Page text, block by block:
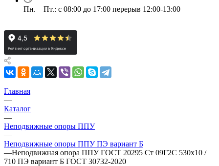
Пн. – Пт.: с 08:00 до 17:00 перерыв 12:00-13:00
Главная
—
Каталог
—
Неподвижные опоры ППУ
—
Неподвижные опоры ППУ ПЭ вариант Б
—Неподвижная опора ППУ ГОСТ 20295 Ст 09Г2С 530x10 /
710 ПЭ вариант Б ГОСТ 30732-2020